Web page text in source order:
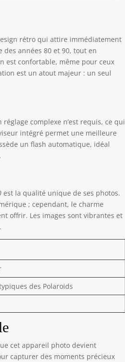
rétro qui attire immédiatement
des années 80 et 90, tout en
est confortable, même pour ceux
est un atout majeur : un seul
réglage complexe n’est requis, ce qui
intégré permet une meilleure
un flash automatique, idéal
est la qualité unique de ses photos.
; cependant, le charme
offrir. Les images sont vibrantes et
des Polaroids
cet appareil photo devient
capturer des moments précieux